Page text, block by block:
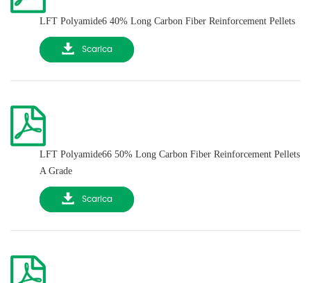
LFT Polyamide6 40% Long Carbon Fiber Reinforcement Pellets
Scarica
LFT Polyamide66 50% Long Carbon Fiber Reinforcement Pellets
A Grade
Scarica